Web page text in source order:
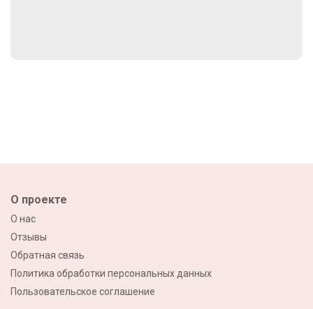
О проекте
О нас
Отзывы
Обратная связь
Политика обработки персональных данных
Пользовательское соглашение